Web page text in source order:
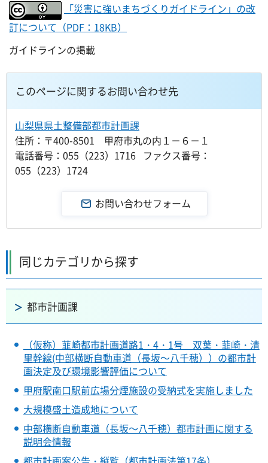
「災害に強いまちづくりガイドライン」の改
訂について（PDF：18KB）
ガイドラインの掲載
このページに関するお問い合わせ先
山梨県県土整備部都市計画課
住所：〒400-8501 甲府市丸の内１－６－１
電話番号：055（223）1716 ファクス番号：
055（223）1724
同じカテゴリから探す
都市計画課
（仮称）韮崎都市計画道路1・4・1号 双葉・韮崎・清
里幹線(中部横断自動車道（長坂～八千穂））の都市計
画決定及び環境影響評価について
甲府駅南口駅前広場分煙施設の受納式を実施しました
大規模盛土造成地について
中部横断自動車道（長坂～八千穂）都市計画に関する
説明会情報